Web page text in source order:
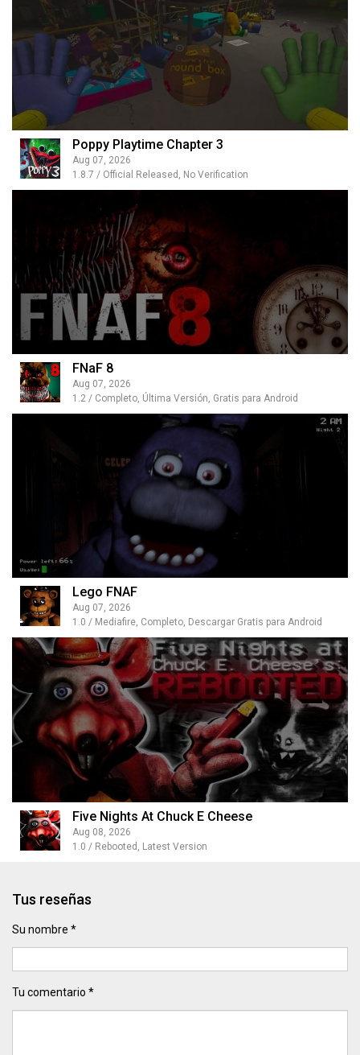
Poppy Playtime Chapter 3
Aug 07, 2026
1.8.7 / Official Released, No Verification
FNaF 8
Aug 07, 2026
1.2 / Completo, Última Versión, Gratis para Android
Lego FNAF
Aug 07, 2026
1.0 / Mediafire, Completo, Descargar Gratis para Android
Five Nights At Chuck E Cheese
Aug 08, 2026
1.0 / Rebooted, Latest Version
Tus reseñas
Su nombre *
Tu comentario *